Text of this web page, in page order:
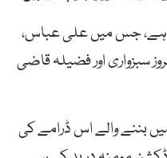
کیا جاتا ہے، جس میں علی عباس،
سبزواری اور فضیلہ قاضی
بننے والے اس ڈرامے کی